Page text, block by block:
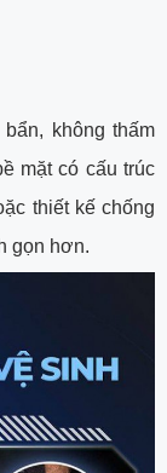
không thấm
mặt có cấu trúc
thiết kế chống
gọn hơn.